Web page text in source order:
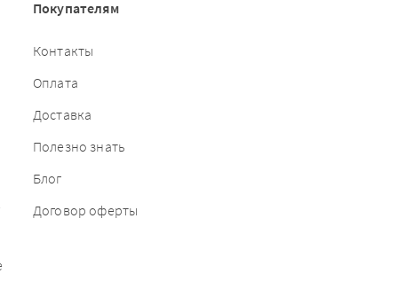
Покупателям
Контакты
Оплата
Доставка
Полезно знать
Блог
Договор оферты